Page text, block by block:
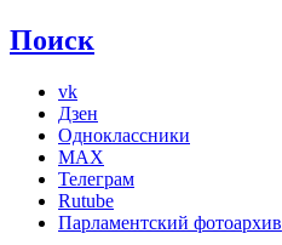
Поиск
vk
Дзен
Одноклассники
MAX
Телеграм
Rutube
Парламентский фотоархив